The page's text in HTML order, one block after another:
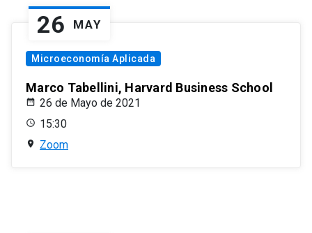
26 MAY
Microeconomía Aplicada
Marco Tabellini, Harvard Business School
26 de Mayo de 2021
15:30
Zoom